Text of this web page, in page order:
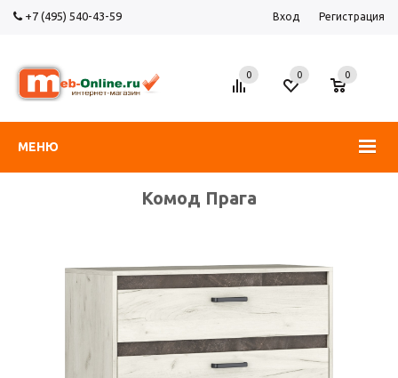
+7 (495) 540-43-59 Вход Регистрация
МЕНЮ
0 0
0
Комод Прага